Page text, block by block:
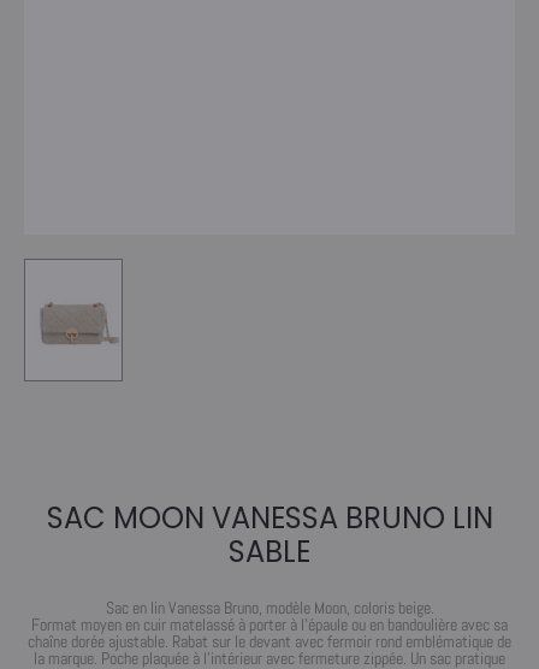
SAC MOON VANESSA BRUNO LIN
SABLE
Sac en lin Vanessa Bruno, modèle Moon, coloris beige.
Format moyen en cuir matelassé à porter à l’épaule ou en bandoulière avec sa
chaîne dorée ajustable. Rabat sur le devant avec fermoir rond emblématique de
la marque. Poche plaquée à l’intérieur avec fermeture zippée. Un sac pratique